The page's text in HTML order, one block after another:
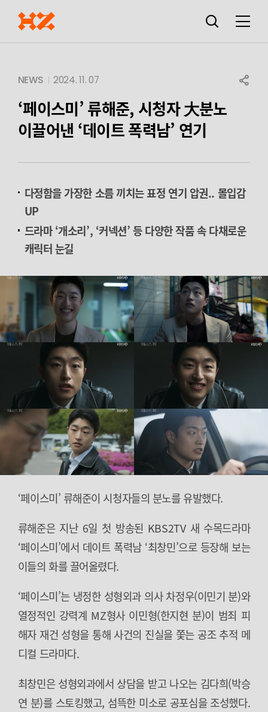
검색창
열기
메뉴
NEWS 2024. 11. 07 SHARE
‘페이스미’ 류해준, 시청자 大분노
이끌어낸 ‘데이트 폭력남’ 연기
다정함을 가장한 소름 끼치는 표정 연기 압권.. 몰입감
UP
드라마 ‘개소리’, ‘커넥션’ 등 다양한 작품 속 다채로운
캐릭터 눈길
‘페이스미’ 류해준이 시청자들의 분노를 유발했다.
류해준은 지난 6일 첫 방송된 KBS2TV 새 수목드라마
‘페이스미’에서 데이트 폭력남 ‘최창민’으로 등장해 보는
이들의 화를 끌어올렸다.
‘페이스미’는 냉정한 성형외과 의사 차정우(이민기 분)와
열정적인 강력계 MZ형사 이민형(한지현 분)이 범죄 피
해자 재건 성형을 통해 사건의 진실을 쫓는 공조 추적 메
디컬 드라마다.
최창민은 성형외과에서 상담을 받고 나오는 김다희(박승
연 분)를 스토킹했고, 섬뜩한 미소로 공포심을 조성했다.